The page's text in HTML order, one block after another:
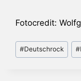
Fotocredit:
Schlagworte:
#Deutschrock #